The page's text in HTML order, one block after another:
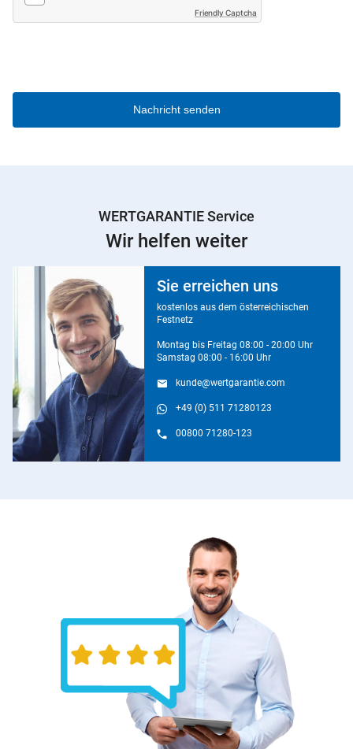
Friendly Captcha
WERTGARANTIE Service
Wir helfen weiter
Sie erreichen uns
kostenlos aus dem österreichischen
Festnetz
Montag bis Freitag 08:00 - 20:00 Uhr
Samstag 08:00 - 16:00 Uhr
kunde@wertgarantie.com
+49 (0) 511 71280123
00800 71280-123